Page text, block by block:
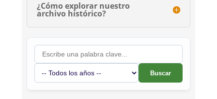
¿Cómo explorar nuestro
archivo histórico?
Buscar